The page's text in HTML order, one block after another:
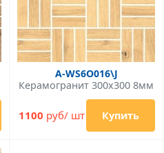
A-WS6O016\J
Керамогранит 300x300 8мм
1100 руб/ шт Купить